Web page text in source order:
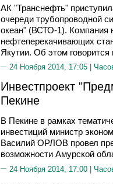
АК "Транснефть"
очереди трубопроводной
океан" (ВСТО-1). Компания
нефтеперекачивающих
Якутии. Об этом
24 Ноября 2014, 17:05 |
Инвестпроект
Пекине
В Пекине в рамках
инвестиций министр
Василий ОРЛОВ провел
возможности Амурской
24 Ноября 2014, 17:00 |